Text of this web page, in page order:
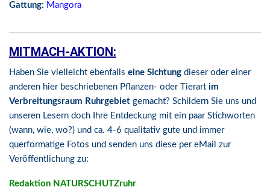
Gattung: Mangora
MITMACH-AKTION:
Haben Sie vielleicht ebenfalls eine Sichtung dieser oder einer
anderen hier beschriebenen Pflanzen- oder Tierart im
Verbreitungsraum Ruhrgebiet gemacht? Schildern Sie uns und
unseren Lesern doch Ihre Entdeckung mit ein paar Stichworten
(wann, wie, wo?) und ca. 4-6 qualitativ gute und immer
querformatige Fotos und senden uns diese per eMail zur
Veröffentlichung zu:
Redaktion NATURSCHUTZruhr